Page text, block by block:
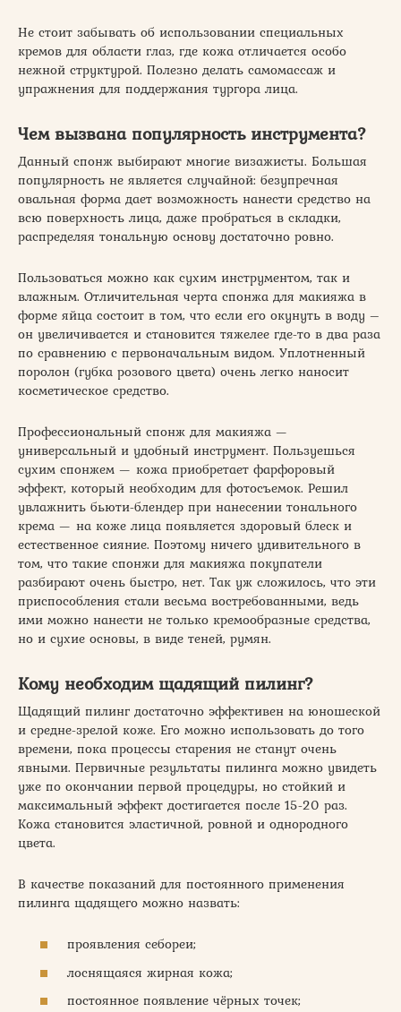
Не стоит забывать об использовании специальных
кремов для области глаз, где кожа отличается особо
нежной структурой. Полезно делать самомассаж и
упражнения для поддержания тургора лица.
Чем вызвана популярность инструмента?
Данный спонж выбирают многие визажисты. Большая
популярность не является случайной: безупречная
овальная форма дает возможность нанести средство на
всю поверхность лица, даже пробраться в складки,
распределяя тональную основу достаточно ровно.
Пользоваться можно как сухим инструментом, так и
влажным. Отличительная черта спонжа для макияжа в
форме яйца состоит в том, что если его окунуть в воду –
он увеличивается и становится тяжелее где-то в два раза
по сравнению с первоначальным видом. Уплотненный
поролон (губка розового цвета) очень легко наносит
косметическое средство.
Профессиональный спонж для макияжа —
универсальный и удобный инструмент. Пользуешься
сухим спонжем — кожа приобретает фарфоровый
эффект, который необходим для фотосъемок. Решил
увлажнить бьюти-блендер при нанесении тонального
крема — на коже лица появляется здоровый блеск и
естественное сияние. Поэтому ничего удивительного в
том, что такие спонжи для макияжа покупатели
разбирают очень быстро, нет. Так уж сложилось, что эти
приспособления стали весьма востребованными, ведь
ими можно нанести не только кремообразные средства,
но и сухие основы, в виде теней, румян.
Кому необходим щадящий пилинг?
Щадящий пилинг достаточно эффективен на юношеской
и средне-зрелой коже. Его можно использовать до того
времени, пока процессы старения не станут очень
явными. Первичные результаты пилинга можно увидеть
уже по окончании первой процедуры, но стойкий и
максимальный эффект достигается после 15-20 раз.
Кожа становится эластичной, ровной и однородного
цвета.
В качестве показаний для постоянного применения
пилинга щадящего можно назвать:
проявления себореи;
лоснящаяся жирная кожа;
постоянное появление чёрных точек;